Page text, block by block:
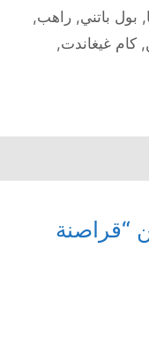
, بول باتني,راهب,
, كام غيغاندت,
“قراصنة